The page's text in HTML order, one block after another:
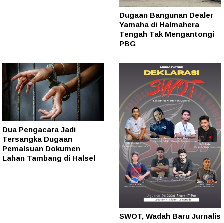
Dugaan Bangunan Dealer
Yamaha di Halmahera
Tengah Tak Mengantongi
PBG
Dua Pengacara Jadi
Tersangka Dugaan
Pemalsuan Dokumen
Lahan Tambang di Halsel
SWOT, Wadah Baru Jurnalis